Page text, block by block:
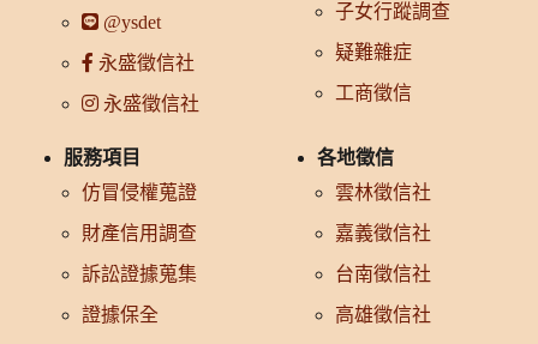
@ysdet
永盛徵信社
永盛徵信社
子女行蹤調查
疑難雜症
工商徵信
服務項目
仿冒侵權蒐證
財產信用調查
訴訟證據蒐集
證據保全
各地徵信
雲林徵信社
嘉義徵信社
台南徵信社
高雄徵信社